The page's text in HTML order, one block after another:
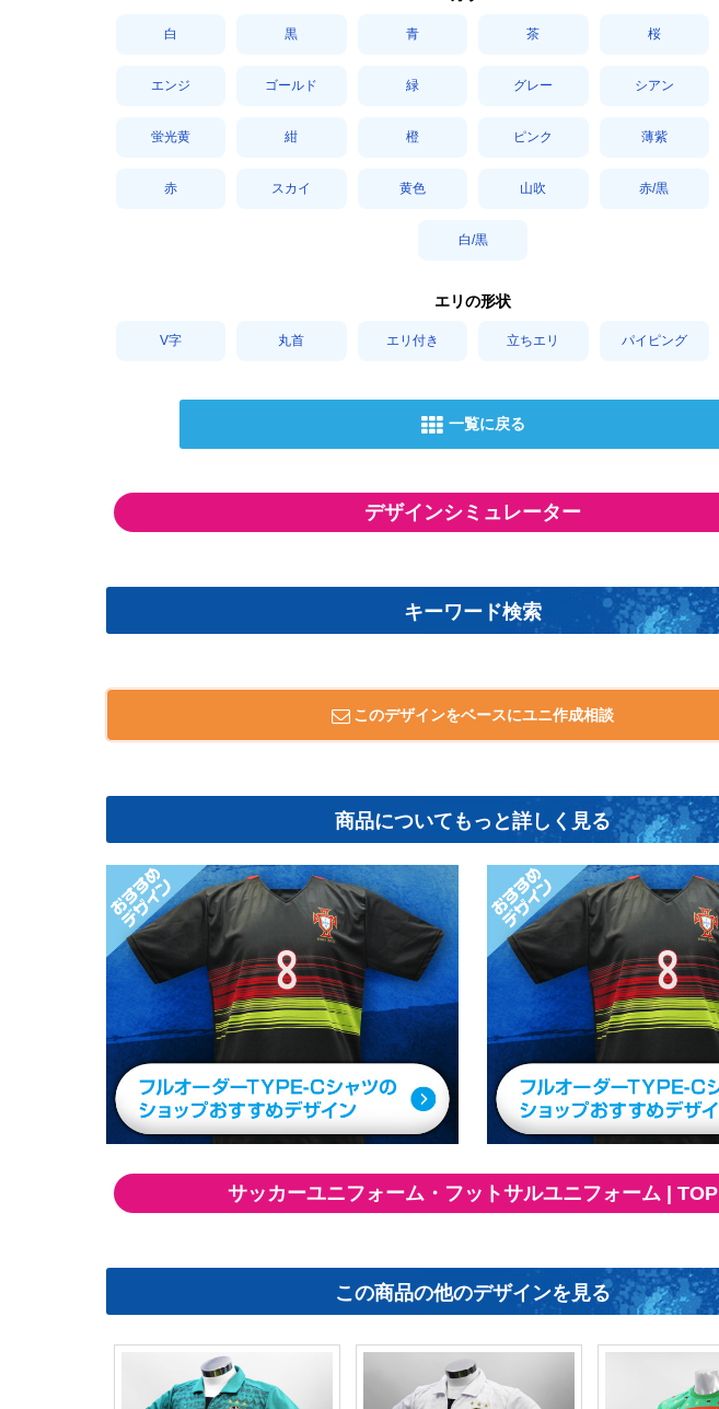
白 黒 青 茶 桜
エンジ ゴールド 緑 グレー シアン
蛍光黄 紺 橙 ピンク 薄紫
赤 スカイ 黄色 山吹 赤/黒
白/黒
エリの形状
V字 丸首 エリ付き 立ちエリ パイピング
一覧に戻る
デザインシミュレーター
キーワード検索
このデザインをベースにユニ作成相談
商品についてもっと詳しく見る
サッカーユニフォーム・フットサルユニフォーム | TOP
この商品の他のデザインを見る